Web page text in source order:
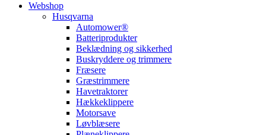
Webshop
Husqvarna
Automower®
Batteriprodukter
Beklædning og sikkerhed
Buskryddere og trimmere
Fræsere
Græstrimmere
Havetraktorer
Hækkeklippere
Motorsave
Løvblæsere